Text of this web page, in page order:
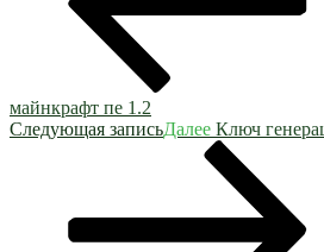
майнкрафт пе 1.2
Следующая записьДалее Ключ